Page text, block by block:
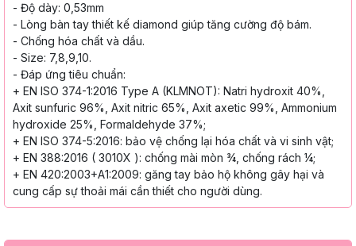
- Độ dày: 0,53mm
- Lòng bàn tay thiết kế diamond giúp tăng cường độ bám.
- Chống hóa chất và dầu.
- Size: 7,8,9,10.
- Đáp ứng tiêu chuẩn:
+ EN ISO 374-1:2016 Type A (KLMNOT): Natri hydroxit 40%,
Axit sunfuric 96%, Axit nitric 65%, Axit axetic 99%, Ammonium
hydroxide 25%, Formaldehyde 37%;
+ EN ISO 374-5:2016: bảo vệ chống lại hóa chất và vi sinh vật;
+ EN 388:2016 ( 3010X ): chống mài mòn ¾, chống rách ¼;
+ EN 420:2003+A1:2009: găng tay bảo hộ không gây hại và
cung cấp sự thoải mái cần thiết cho người dùng.